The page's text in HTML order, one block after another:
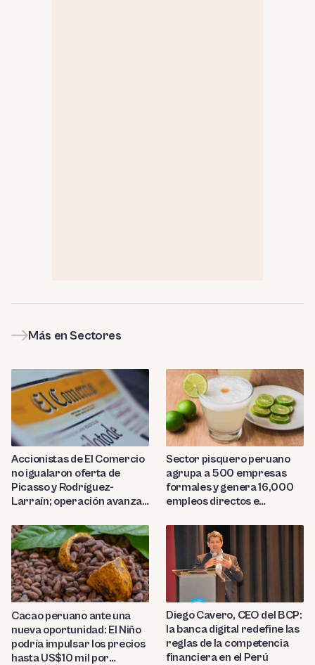
Más en Sectores
Accionistas de El Comercio
no igualaron oferta de
Picasso y Rodríguez-
Larraín; operación avanza
Sector pisquero peruano
agrupa a 500 empresas
formales y genera 16,000
empleos directos e
Cacao peruano ante una
nueva oportunidad: El Niño
podría impulsar los precios
hasta US$10 mil por
Diego Cavero, CEO del BCP:
la banca digital redefine las
reglas de la competencia
financiera en el Perú